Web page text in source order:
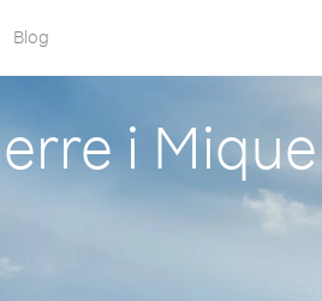
Blog
i